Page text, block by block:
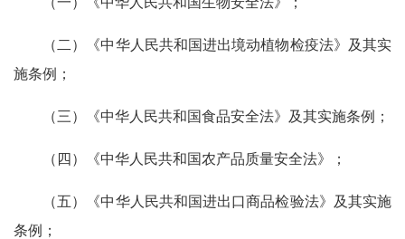
（二）《中华人民共和国进出境动植物检疫法》及其实
施条例；
（三）《中华人民共和国食品安全法》及其实施条例；
（四）《中华人民共和国农产品质量安全法》；
（五）《中华人民共和国进出口商品检验法》及其实施
条例；